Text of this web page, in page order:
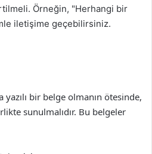
Örneğin, "Herhangi bir
iletişime geçebilirsiniz.
yazılı bir belge olmanın ötesinde,
sunulmalıdır. Bu belgeler